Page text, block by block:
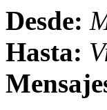
Desde:
Hasta: